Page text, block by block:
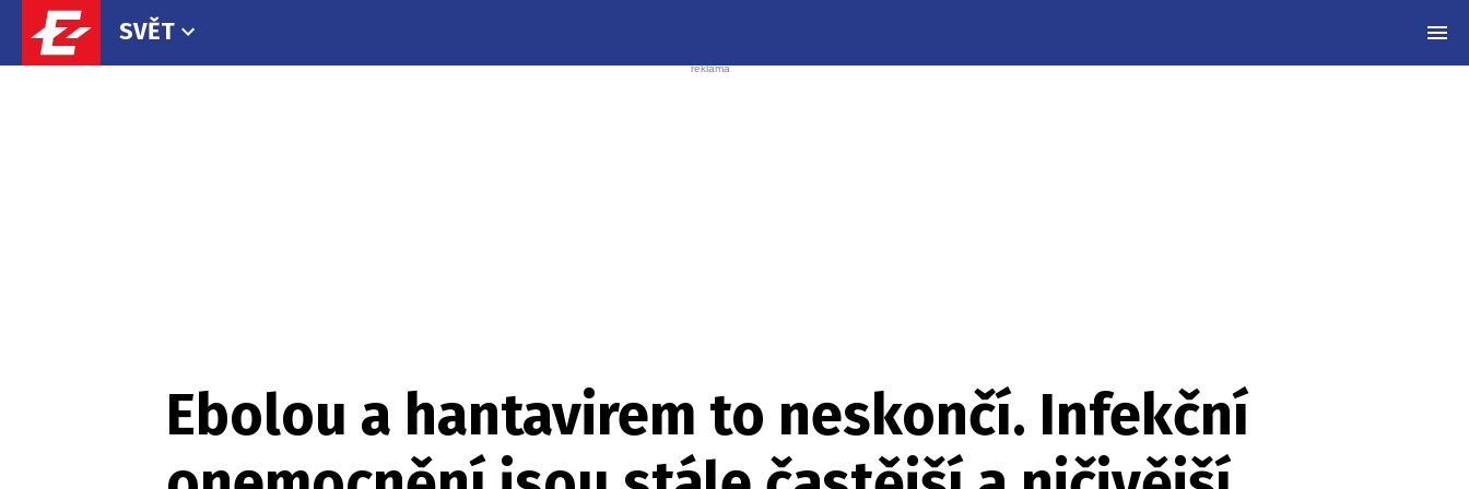
SVĚT
Ebolou a hantavirem to neskončí. Infekční